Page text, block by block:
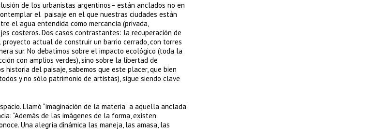
de los urbanistas argentinos– están anclados no en
el paisaje en el que nuestras ciudades están
el agua entendida como mercancía (privada,
costeros. Dos casos contrastantes: la recuperación de
actual de construir un barrio cerrado, con torres
sur. No debatimos sobre el impacto ecológico (toda la
con amplios verdes), sino sobre la libertad de
del paisaje, sabemos que este placer, que bien
y no sólo patrimonio de artistas), sigue siendo clave
Llamó “imaginación de la materia” a aquella anclada
“Además de las imágenes de la forma, existen
Una alegría dinámica las maneja, las amasa, las